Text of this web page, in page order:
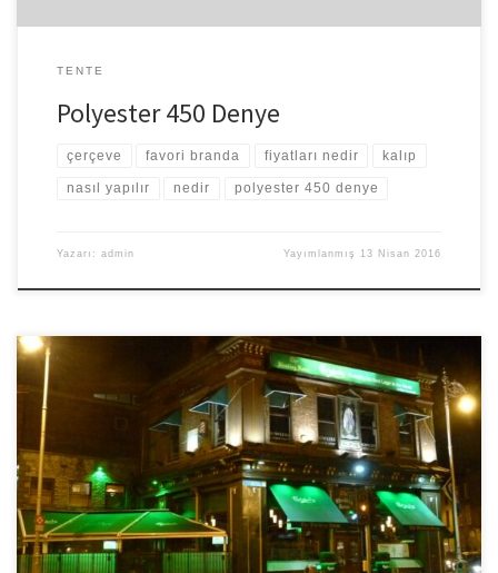
TENTE
Polyester 450 Denye
çerçeve favori branda fiyatları nedir kalıp
nasıl yapılır nedir polyester 450 denye
Yazarı: admin Yayımlanmış 13 Nisan 2016
Özel mimarı çalışmalar denine akla ilk gelen tente, branda ve çadır
çeşitleri olmaktadır. Bu ürünler ve uygulamalar genelde sektör
alanlarında tercih edilmektedirler. Standart olan ürünler bulunduğu
gibi özel tasarımlarda bulunmakta ve yapılabilmektedir. Ürünlerin
tasarımlarını bu işte uzman olan firmalar üstlenmektedirler. Özel
mimari çalışma nedir? Bu çalışmaları sizlerle örnekler ile anlatalım.
[…]